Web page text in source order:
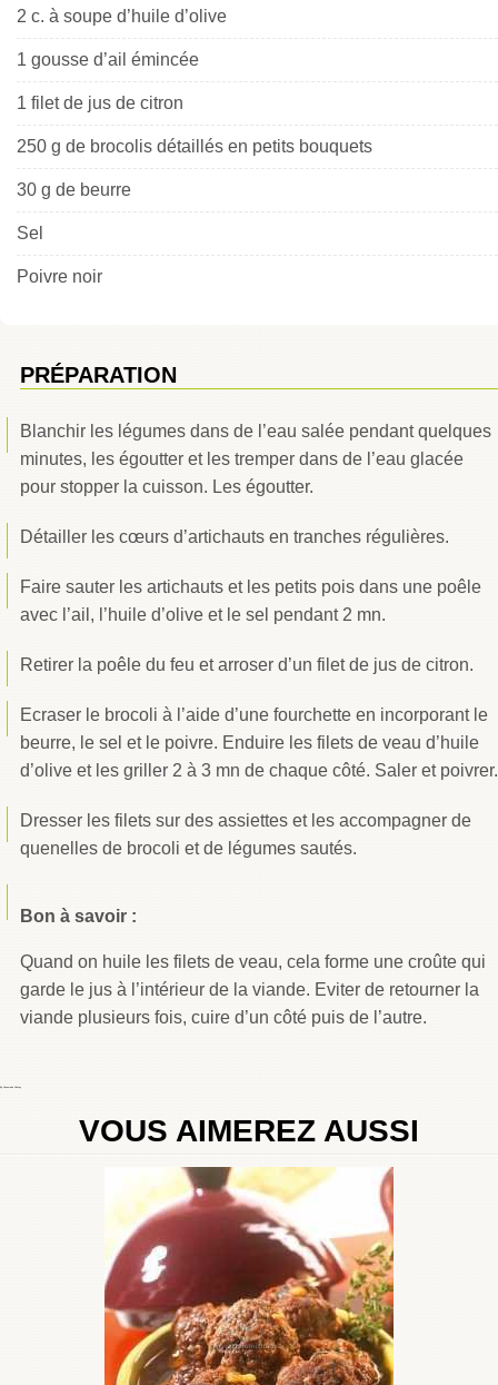
2 c. à soupe d’huile d’olive
1 gousse d’ail émincée
1 filet de jus de citron
250 g de brocolis détaillés en petits bouquets
30 g de beurre
Sel
Poivre noir
PRÉPARATION
Blanchir les légumes dans de l’eau salée pendant quelques
minutes, les égoutter et les tremper dans de l’eau glacée
pour stopper la cuisson. Les égoutter.
Détailler les cœurs d’artichauts en tranches régulières.
Faire sauter les artichauts et les petits pois dans une poêle
avec l’ail, l’huile d’olive et le sel pendant 2 mn.
Retirer la poêle du feu et arroser d’un filet de jus de citron.
Ecraser le brocoli à l’aide d’une fourchette en incorporant le
beurre, le sel et le poivre. Enduire les filets de veau d’huile
d’olive et les griller 2 à 3 mn de chaque côté. Saler et poivrer.
Dresser les filets sur des assiettes et les accompagner de
quenelles de brocoli et de légumes sautés.
Bon à savoir :
Quand on huile les filets de veau, cela forme une croûte qui
garde le jus à l’intérieur de la viande. Eviter de retourner la
viande plusieurs fois, cuire d’un côté puis de l’autre.
VOUS AIMEREZ AUSSI